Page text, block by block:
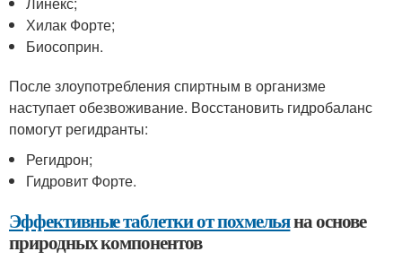
Хилак Форте;
Биосоприн.
После злоупотребления спиртным в организме
наступает обезвоживание. Восстановить гидробаланс
помогут регидранты:
Регидрон;
Гидровит Форте.
Эффективные таблетки от похмельяна основе
природных компонентов